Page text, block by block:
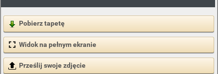
Pobierz tapetę
Widok na pełnym ekranie
Prześlij swoje zdjęcie